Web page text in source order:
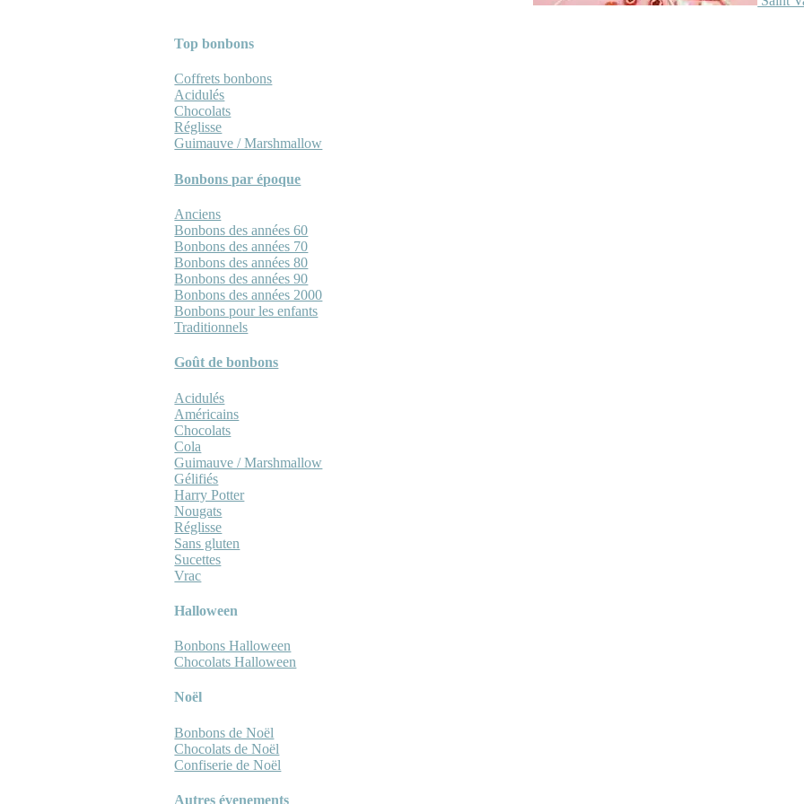
Top bonbons
Coffrets bonbons
Acidulés
Chocolats
Réglisse
Guimauve / Marshmallow
Bonbons par époque
Anciens
Bonbons des années 60
Bonbons des années 70
Bonbons des années 80
Bonbons des années 90
Bonbons des années 2000
Bonbons pour les enfants
Traditionnels
Goût de bonbons
Acidulés
Américains
Chocolats
Cola
Guimauve / Marshmallow
Gélifiés
Harry Potter
Nougats
Réglisse
Sans gluten
Sucettes
Vrac
Halloween
Bonbons Halloween
Chocolats Halloween
Noël
Bonbons de Noël
Chocolats de Noël
Confiserie de Noël
Autres évenements